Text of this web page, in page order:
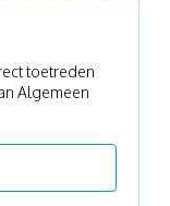
toetreden
Algemeen